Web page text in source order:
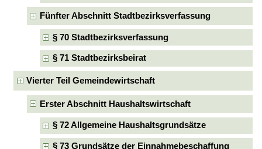
Fünfter Abschnitt Stadtbezirksverfassung
§ 70 Stadtbezirksverfassung
§ 71 Stadtbezirksbeirat
Vierter Teil Gemeindewirtschaft
Erster Abschnitt Haushaltswirtschaft
§ 72 Allgemeine Haushaltsgrundsätze
§ 73 Grundsätze der Einnahmebeschaffung